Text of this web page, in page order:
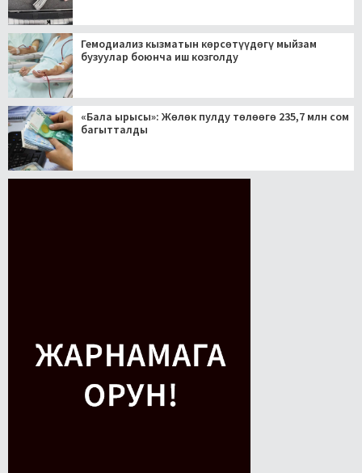
Гемодиализ кызматын көрсөтүүдөгү мыйзам
бузуулар боюнча иш козголду
«Бала ырысы»: Жөлөк пулду төлөөгө 235,7 млн сом
багытталды